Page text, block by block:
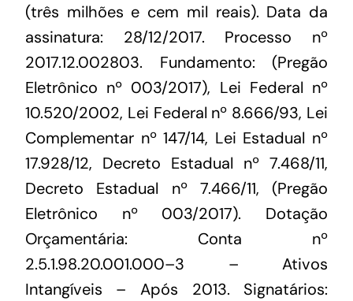
(três milhões e cem mil reais). Data da
assinatura: 28/12/2017. Processo nº
2017.12.002803. Fundamento: (Pregão
Eletrônico nº 003/2017), Lei Federal nº
10.520/2002, Lei Federal nº 8.666/93, Lei
Complementar nº 147/14, Lei Estadual nº
17.928/12, Decreto Estadual nº 7.468/11,
Decreto Estadual nº 7.466/11, (Pregão
Eletrônico nº 003/2017). Dotação
Orçamentária: Conta nº
2.5.1.98.20.001.000–3 – Ativos
Intangíveis – Após 2013. Signatários: